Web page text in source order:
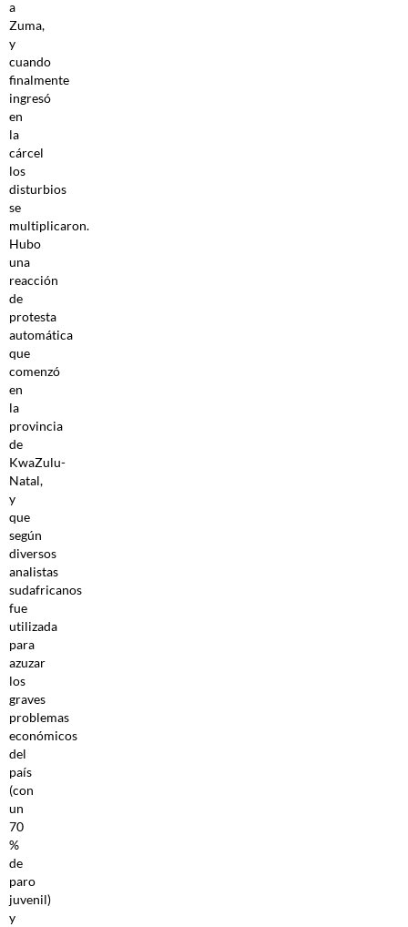
a
Zuma,
y
cuando
finalmente
ingresó
en
la
cárcel
los
disturbios
se
multiplicaron.
Hubo
una
reacción
de
protesta
automática
que
comenzó
en
la
provincia
de
KwaZulu-
Natal,
y
que
según
diversos
analistas
sudafricanos
fue
utilizada
para
azuzar
los
graves
problemas
económicos
del
país
(con
un
70
%
de
paro
juvenil)
y